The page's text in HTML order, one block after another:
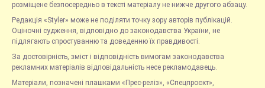
розміщене безпосередньо в тексті матеріалу не нижче другого абзацу.
Редакція «Styler» може не поділяти точку зору авторів публікацій.
Оціночні судження, відповідно до законодавства України, не
підлягають спростуванню та доведенню їх правдивості.
За достовірність, зміст і відповідність вимогам законодавства
рекламних матеріалів відповідальність несе рекламодавець.
Матеріали, позначені плашками «Прес-реліз», «Спецпроєкт»,